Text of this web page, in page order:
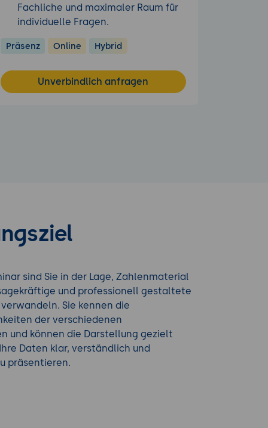
Fachliche und maximaler Raum für
individuelle Fragen.
Präsenz Online Hybrid
Unverbindlich anfragen
sind Sie in der Lage, Zahlenmaterial
und professionell gestaltete
Sie kennen die
der verschiedenen
und können die Darstellung gezielt
Daten klar, verständlich und
präsentieren.